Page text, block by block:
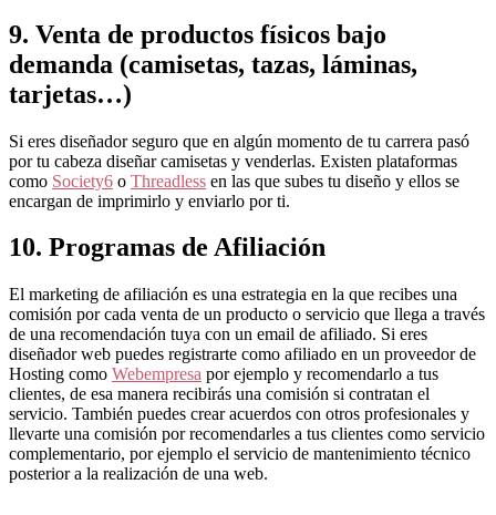
9. Venta de productos físicos bajo
demanda (camisetas, tazas, láminas,
tarjetas…)
Si eres diseñador seguro que en algún momento de tu carrera pasó
por tu cabeza diseñar camisetas y venderlas. Existen plataformas
como Society6 o Threadless en las que subes tu diseño y ellos se
encargan de imprimirlo y enviarlo por ti.
10. Programas de Afiliación
El marketing de afiliación es una estrategia en la que recibes una
comisión por cada venta de un producto o servicio que llega a través
de una recomendación tuya con un email de afiliado. Si eres
diseñador web puedes registrarte como afiliado en un proveedor de
Hosting como Webempresa por ejemplo y recomendarlo a tus
clientes, de esa manera recibirás una comisión si contratan el
servicio. También puedes crear acuerdos con otros profesionales y
llevarte una comisión por recomendarles a tus clientes como servicio
complementario, por ejemplo el servicio de mantenimiento técnico
posterior a la realización de una web.